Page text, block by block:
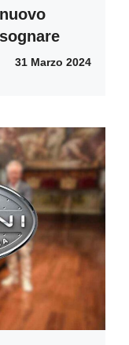
31 Marzo 2024